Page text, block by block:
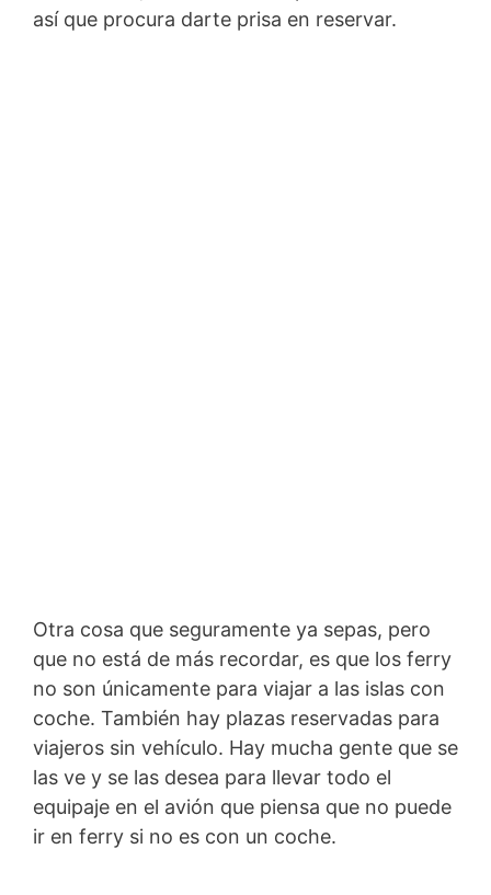
así que procura darte prisa en reservar.
Otra cosa que seguramente ya sepas, pero
que no está de más recordar, es que los ferry
no son únicamente para viajar a las islas con
coche. También hay plazas reservadas para
viajeros sin vehículo. Hay mucha gente que se
las ve y se las desea para llevar todo el
equipaje en el avión que piensa que no puede
ir en ferry si no es con un coche.